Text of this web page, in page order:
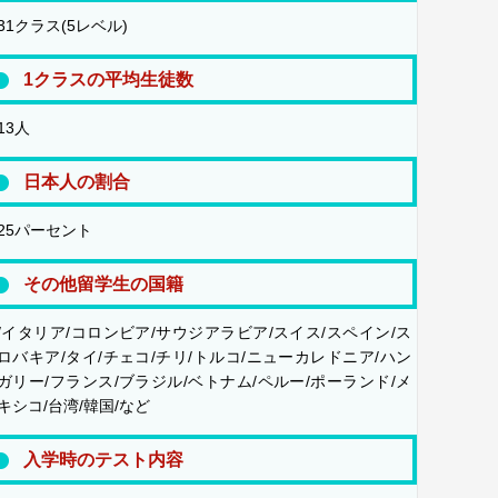
クラス(5レベル)
1クラスの平均生徒数
人
日本人の割合
パーセント
その他留学生の国籍
タリア/コロンビア/サウジアラビア/スイス/スペイン/ス
バキア/タイ/チェコ/チリ/トルコ/ニューカレドニア/ハン
リー/フランス/ブラジル/ベトナム/ペルー/ポーランド/メ
シコ/台湾/韓国/など
入学時のテスト内容